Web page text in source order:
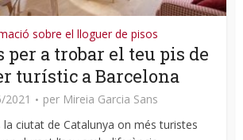
sobre el lloguer de pisos
per a trobar el teu pis de
turístic a Barcelona
2021 per Mireia Garcia Sans
la ciutat de Catalunya on més turistes